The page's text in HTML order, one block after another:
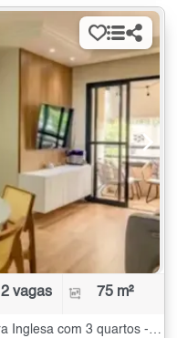
2 vagas 75 m²
Apartamento para Alugar na Chácara Inglesa com 3 quartos - 75 m²